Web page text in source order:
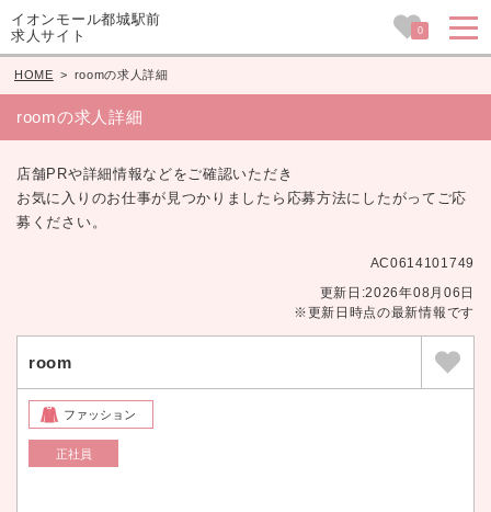
イオンモール都城駅前
求人サイト
0
HOME > roomの求人詳細
roomの求人詳細
店舗PRや詳細情報などをご確認いただき
お気に入りのお仕事が見つかりましたら応募方法にしたがってご応
募ください。
AC0614101749
更新日:2026年08月06日
※更新日時点の最新情報です
room
ファッション
正社員